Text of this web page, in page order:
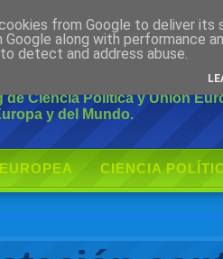
de Ciencia Política y Unión
y del Mundo.
CIENCIA
from Google to deliver its
Google along with performance
detect and address abuse.